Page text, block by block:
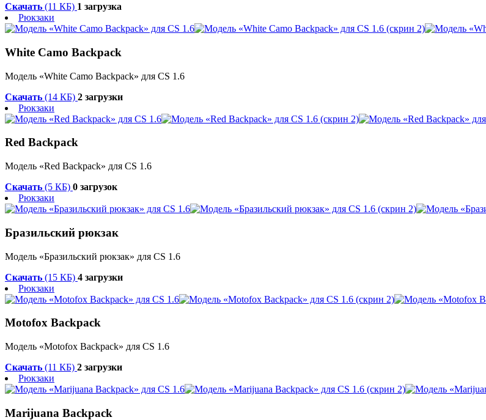
Скачать (11 КБ) 1 загрузка
Рюкзаки
White Camo Backpack
Модель «White Camo Backpack» для CS 1.6
Скачать (14 КБ) 2 загрузки
Рюкзаки
Red Backpack
Модель «Red Backpack» для CS 1.6
Скачать (5 КБ) 0 загрузок
Рюкзаки
Бразильский рюкзак
Модель «Бразильский рюкзак» для CS 1.6
Скачать (15 КБ) 4 загрузки
Рюкзаки
Motofox Backpack
Модель «Motofox Backpack» для CS 1.6
Скачать (11 КБ) 2 загрузки
Рюкзаки
Marijuana Backpack